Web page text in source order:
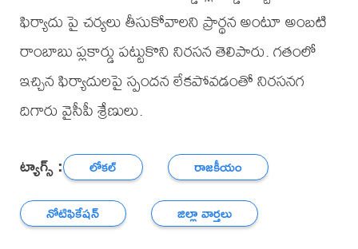
ఫిర్యాదు పై చర్యలు తీసుకోవాలని ప్రార్థన అంటూ అంబటి
రాంబాబు ప్లకార్డు పట్టుకొని నిరసన తెలిపారు. గతంలో
ఇచ్చిన ఫిర్యాదులపై స్పందన లేకపోవడంతో నిరసనగ
దిగారు వైసీపీ శ్రేణులు.
ట్యాగ్స్ : లోకల్
రాజకీయం
నోటిఫికేషన్
జిల్లా వార్తలు